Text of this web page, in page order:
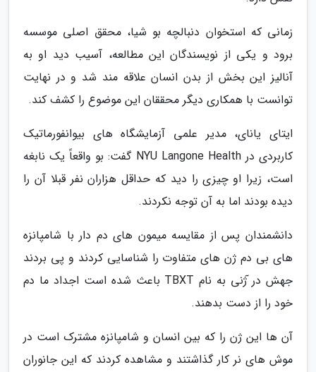
زمانی که استخوان دنبالچه بو شیا، محقق اصلی موسسه
برود و یکی از نویسندگان این مطالعه، آسیب دید او به
آنالیز این بخش از بدن انسان علاقه مند شد و در نهایت
توانست با همکاری دیگر محققان این موضوع را کشف کند.
ایتای یانای، مدیر علمی آزمایشگاه های بیوانفورماتیک
کاربردی در NYU Langone Health گفت: بو واقعاً یک نابغه
است، زیرا او چیزی را دید که حداقل هزاران نفر قبلا آن را
دیده بودند اما به آن توجه نکردند.
دانشمندان پس از مقایسه میمون های دم دار با شامپانزه
های بی دم ژن های متفاوت را شناسایی کردند و پی بردند
جهش در ٓژنی به نام TBXT باعث شده است اجداد ما دم
خود را از دست بدهند.
آن ها این ژن را که بین انسان و شامپانزه مشترک است در
موش های نر کار گذاشتند و مشاهده کردند که این جانوران